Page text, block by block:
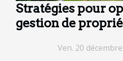
Stratégies pour
gestion de
Ven. 20